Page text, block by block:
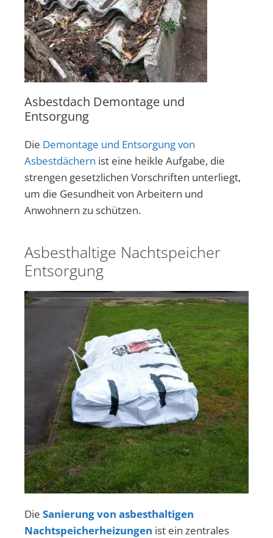
Asbestdach Demontage und
Entsorgung
Die Demontage und Entsorgung von
Asbestdächern ist eine heikle Aufgabe, die
strengen gesetzlichen Vorschriften unterliegt,
um die Gesundheit von Arbeitern und
Anwohnern zu schützen.
Asbesthaltige Nachtspeicher
Entsorgung
Die Sanierung von asbesthaltigen
Nachtspeicherheizungen ist ein zentrales